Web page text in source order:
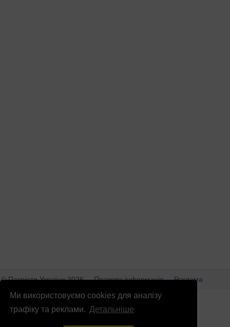
Ми використовуємо cookies для аналізу
трафіку та реклами. Детальніше
© Патріоти України 2026 Правова інформація
Реклама
info@patrioty.org.ua